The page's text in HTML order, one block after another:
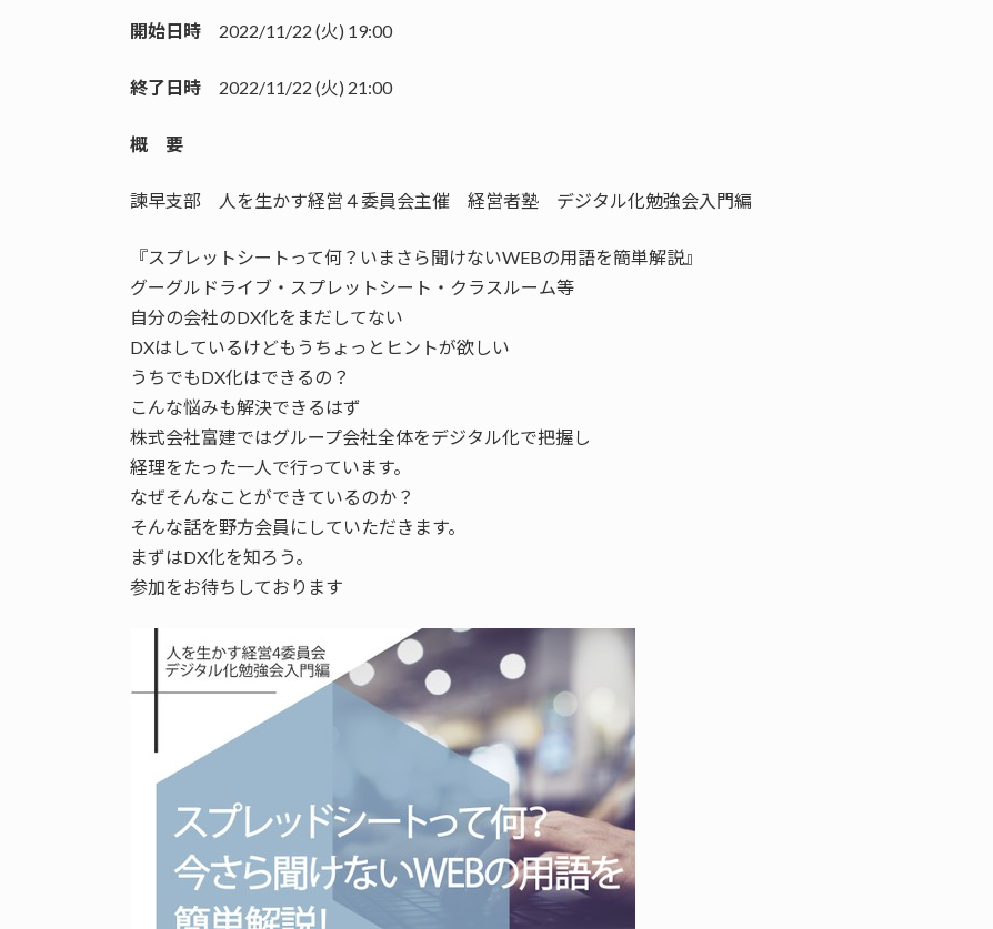
開始日時 2022/11/22 (火) 19:00
終了日時 2022/11/22 (火) 21:00
概 要
諫早支部 人を生かす経営４委員会主催 経営者塾 デジタル化勉強会入門編
『スプレットシートって何？いまさら聞けないWEBの用語を簡単解説』
グーグルドライブ・スプレットシート・クラスルーム等
自分の会社のDX化をまだしてない
DXはしているけどもうちょっとヒントが欲しい
うちでもDX化はできるの？
こんな悩みも解決できるはず
株式会社富建ではグループ会社全体をデジタル化で把握し
経理をたった一人で行っています。
なぜそんなことができているのか？
そんな話を野方会員にしていただきます。
まずはDX化を知ろう。
参加をお待ちしております